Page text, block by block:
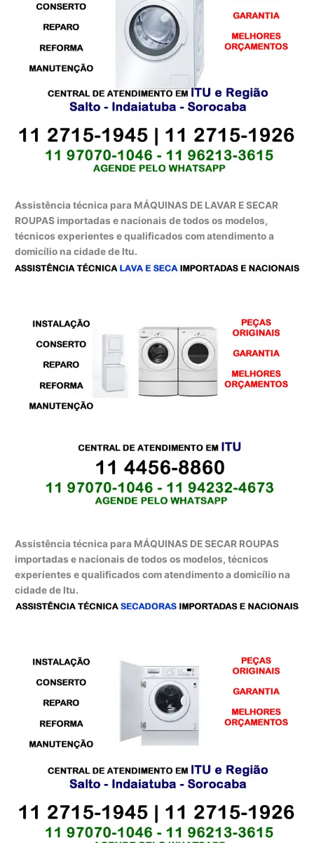
Assistência técnica para MÁQUINAS DE LAVAR E SECAR
ROUPAS importadas e nacionais de todos os modelos,
técnicos experientes e qualificados com atendimento a
domicílio na cidade de Itu.
Assistência técnica para MÁQUINAS DE SECAR ROUPAS
importadas e nacionais de todos os modelos, técnicos
experientes e qualificados com atendimento a domicílio na
cidade de Itu.